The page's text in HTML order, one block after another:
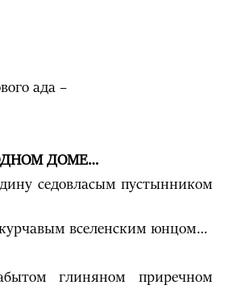
ада –
ДОМЕ…
седовласым пустынником
вселенским юнцом…
глиняном приречном